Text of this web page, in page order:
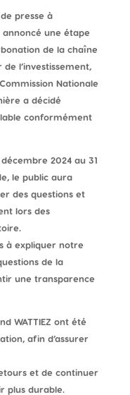
presse à
une étape
de la chaîne
l’investissement,
Nationale
a décidé
conformément
décembre 2024 au 31
le public aura
des questions et
lors des
à expliquer notre
de la
une transparence
WATTIEZ ont été
afin d’assurer
et de continuer
plus durable.